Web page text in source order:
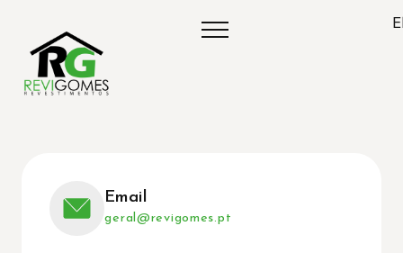
Email
geral@revigomes.pt